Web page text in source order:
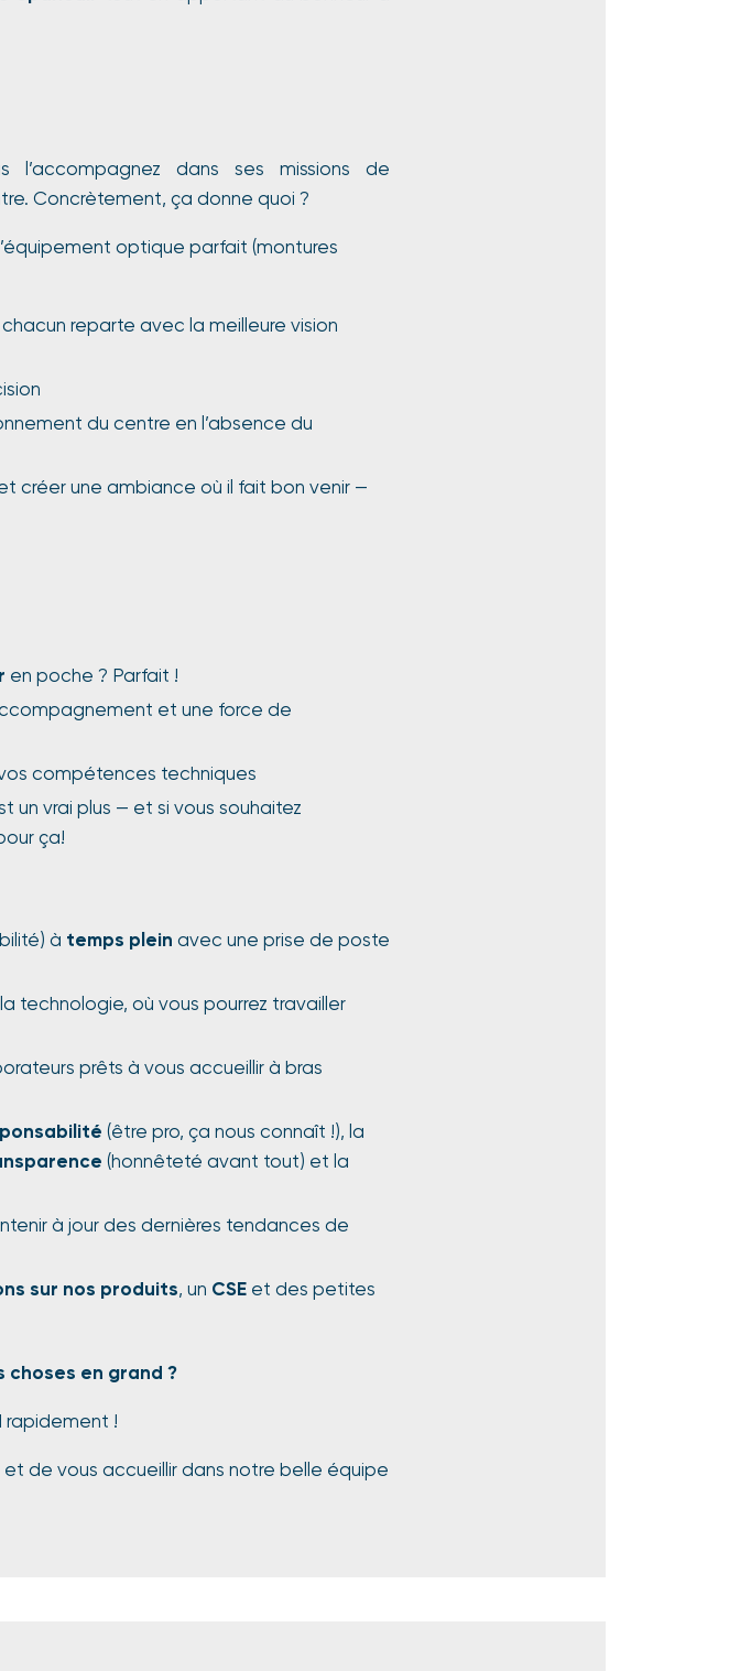
l’accompagnez dans ses missions de
Concrètement, ça donne quoi ?
optique parfait (montures
reparte avec la meilleure vision
du centre en l’absence du
créer une ambiance où il fait bon venir —
en poche ? Parfait !
et une force de
compétences techniques
un vrai plus — et si vous souhaitez
ça!
à temps plein avec une prise de poste
technologie, où vous pourrez travailler
prêts à vous accueillir à bras
(être pro, ça nous connaît !), la
(honnêteté avant tout) et la
à jour des dernières tendances de
sur nos produits, un CSEet des petites
choses en grand ?
rapidement !
de vous accueillir dans notre belle équipe